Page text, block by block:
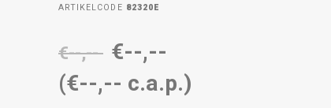
ARTIKELCODE 82320E
€--,-- €--,--
(€--,-- c.a.p.)